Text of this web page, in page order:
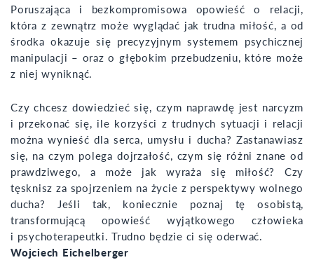
Poruszająca i bezkompromisowa opowieść o relacji,
która z zewnątrz może wyglądać jak trudna miłość, a od
środka okazuje się precyzyjnym systemem psychicznej
manipulacji – oraz o głębokim przebudzeniu, które może
z niej wyniknąć.
Czy chcesz dowiedzieć się, czym naprawdę jest narcyzm
i przekonać się, ile korzyści z trudnych sytuacji i relacji
można wynieść dla serca, umysłu i ducha? Zastanawiasz
się, na czym polega dojrzałość, czym się różni znane od
prawdziwego, a może jak wyraża się miłość? Czy
tęsknisz za spojrzeniem na życie z perspektywy wolnego
ducha? Jeśli tak, koniecznie poznaj tę osobistą,
transformującą opowieść wyjątkowego człowieka
i psychoterapeutki. Trudno będzie ci się oderwać.
Wojciech Eichelberger